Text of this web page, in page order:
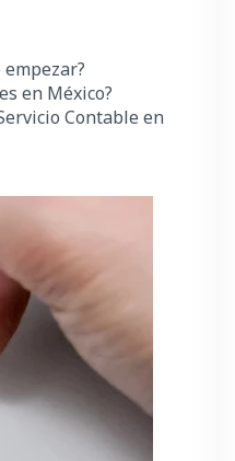
en México?
Contable en